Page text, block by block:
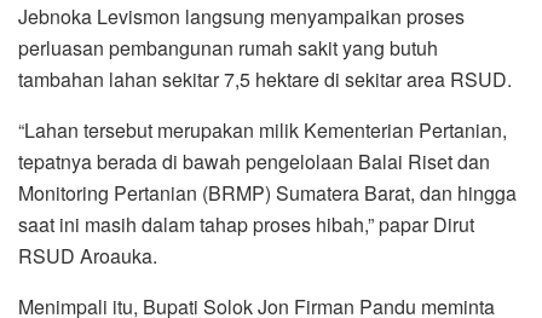
Jebnoka Levismon langsung menyampaikan proses
perluasan pembangunan rumah sakit yang butuh
tambahan lahan sekitar 7,5 hektare di sekitar area RSUD.
“Lahan tersebut merupakan milik Kementerian Pertanian,
tepatnya berada di bawah pengelolaan Balai Riset dan
Monitoring Pertanian (BRMP) Sumatera Barat, dan hingga
saat ini masih dalam tahap proses hibah,” papar Dirut
RSUD Aroauka.
Menimpali itu, Bupati Solok Jon Firman Pandu meminta